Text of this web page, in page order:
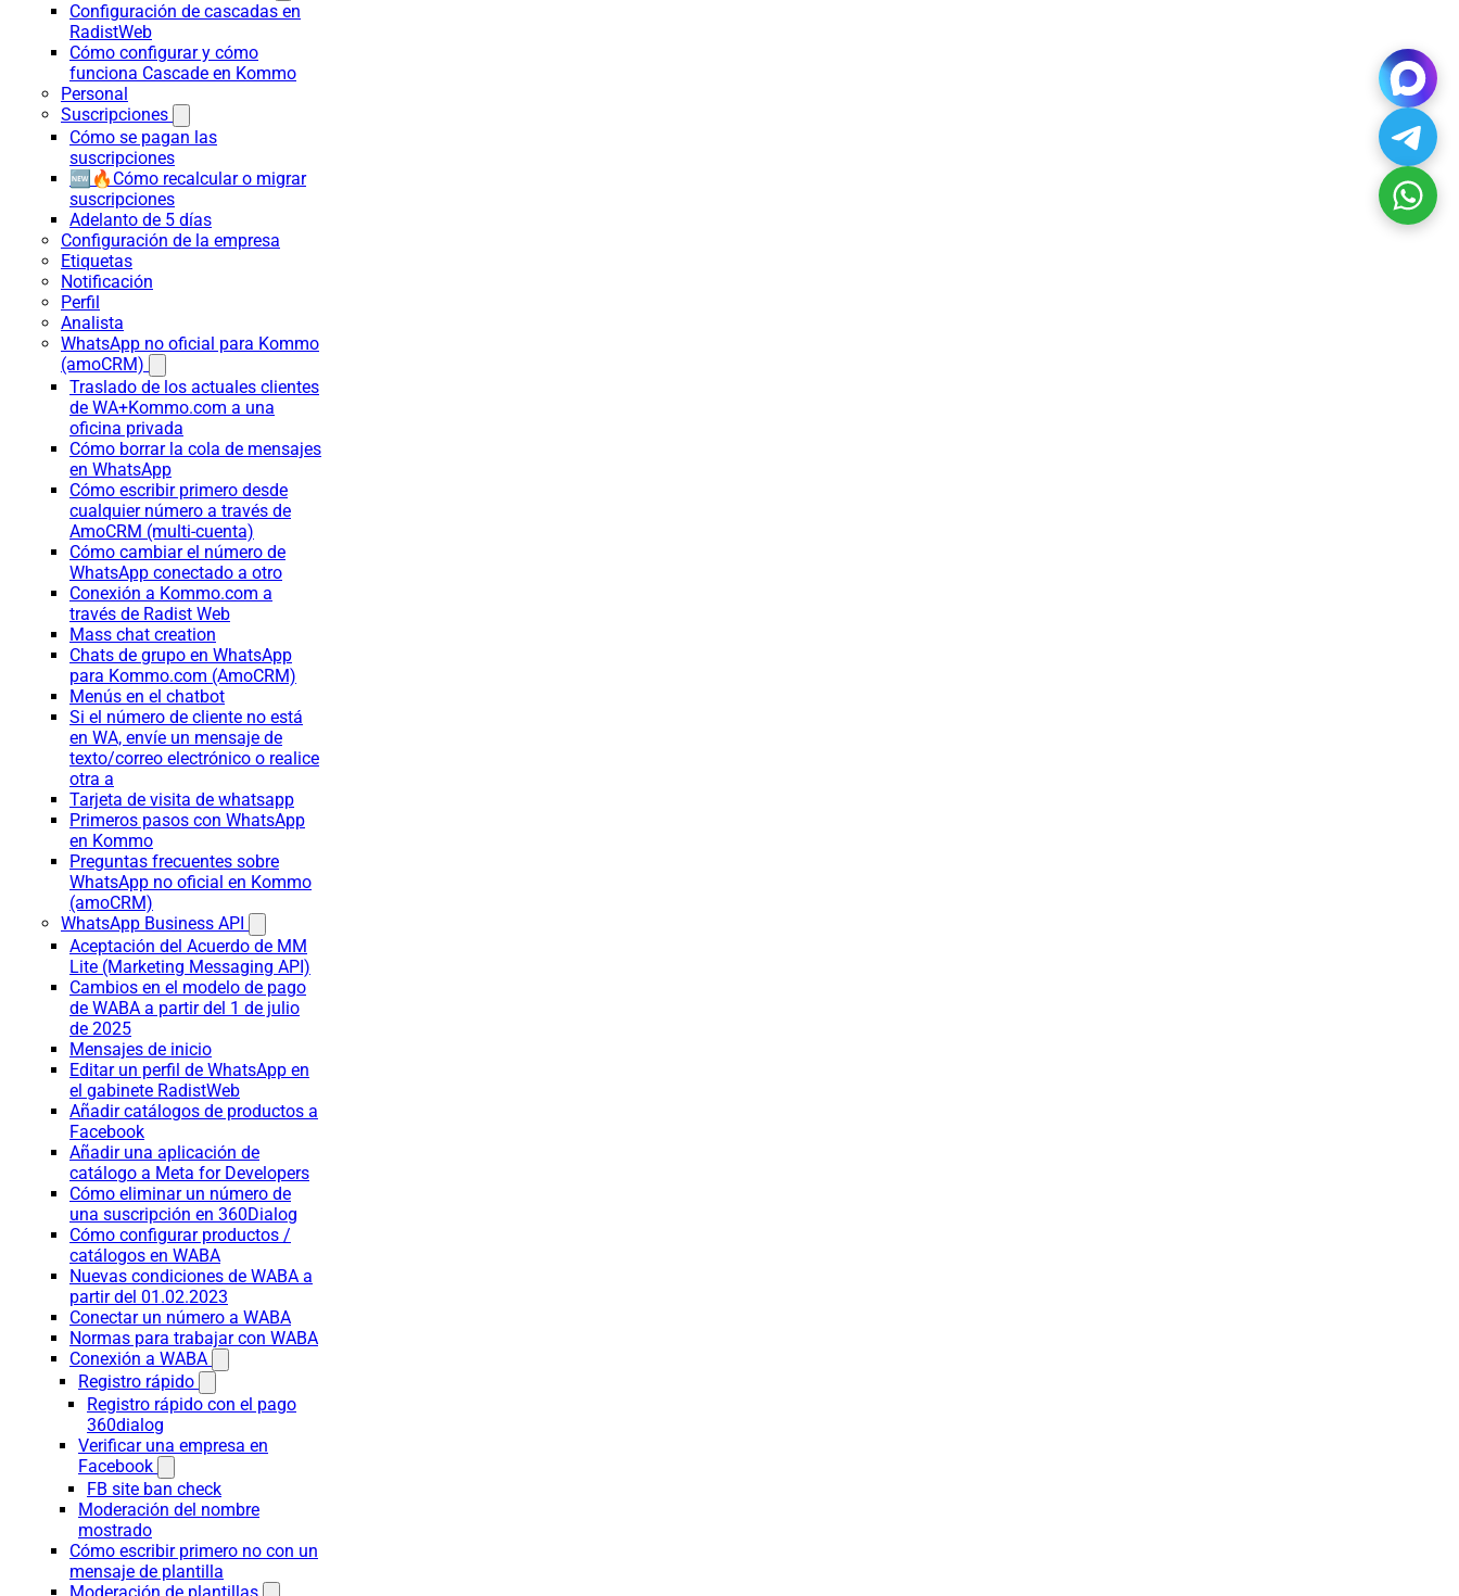
Configuración de cascadas en
RadistWeb
Cómo configurar y cómo
funciona Cascade en Kommo
Personal
Suscripciones
Cómo se pagan las
suscripciones
🆕🔥Cómo recalcular o migrar
suscripciones
Adelanto de 5 días
Configuración de la empresa
Etiquetas
Notificación
Perfil
Analista
WhatsApp no oficial para Kommo
(amoCRM)
Traslado de los actuales clientes
de WA+Kommo.com a una
oficina privada
Cómo borrar la cola de mensajes
en WhatsApp
Cómo escribir primero desde
cualquier número a través de
AmoCRM (multi-cuenta)
Cómo cambiar el número de
WhatsApp conectado a otro
Conexión a Kommo.com a
través de Radist Web
Mass chat creation
Chats de grupo en WhatsApp
para Kommo.com (AmoCRM)
Menús en el chatbot
Si el número de cliente no está
en WA, envíe un mensaje de
texto/correo electrónico o realice
otra a
Tarjeta de visita de whatsapp
Primeros pasos con WhatsApp
en Kommo
Preguntas frecuentes sobre
WhatsApp no oficial en Kommo
(amoCRM)
WhatsApp Business API
Aceptación del Acuerdo de MM
Lite (Marketing Messaging API)
Cambios en el modelo de pago
de WABA a partir del 1 de julio
de 2025
Mensajes de inicio
Editar un perfil de WhatsApp en
el gabinete RadistWeb
Añadir catálogos de productos a
Facebook
Añadir una aplicación de
catálogo a Meta for Developers
Cómo eliminar un número de
una suscripción en 360Dialog
Cómo configurar productos /
catálogos en WABA
Nuevas condiciones de WABA a
partir del 01.02.2023
Conectar un número a WABA
Normas para trabajar con WABA
Conexión a WABA
Registro rápido
Registro rápido con el pago
360dialog
Verificar una empresa en
Facebook
FB site ban check
Moderación del nombre
mostrado
Cómo escribir primero no con un
mensaje de plantilla